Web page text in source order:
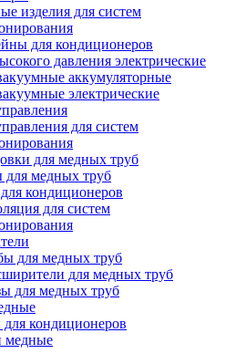
изделия для систем
для кондиционеров
давления электрические
аккумуляторные
электрические
для систем
для медных труб
медных труб
кондиционеров
для систем
для медных труб
для медных труб
для медных труб
кондиционеров
медные